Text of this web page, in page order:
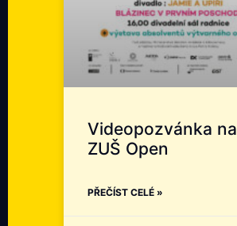
Videopozvánka na
ZUŠ Open
PŘEČÍST CELÉ »